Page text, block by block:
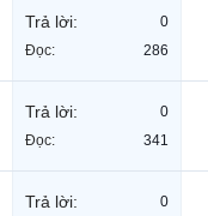
Trả lời:
0
Đọc:
286
Trả lời:
0
Đọc:
341
Trả lời:
0